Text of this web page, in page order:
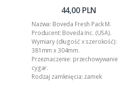
44,00 PLN
Nazwa: Boveda Fresh Pack M.
Producent: Boveda Inc. (USA).
Wymiary (długość x szerokość):
381mm x 304mm.
Przeznaczenie: przechowywanie
cygar.
Rodzaj zamknięcia: zamek